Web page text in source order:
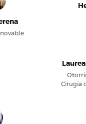
Cirugía